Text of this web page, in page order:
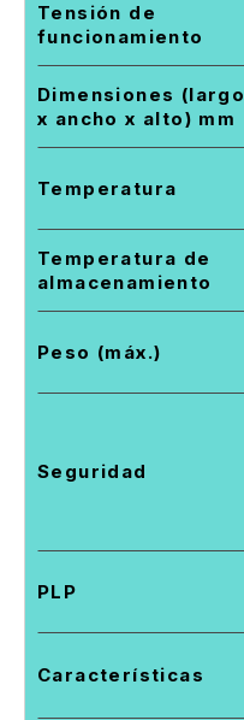
Tensión de
funcionamiento
Dimensiones (largo
x ancho x alto) mm
Temperatura
Temperatura de
almacenamiento
Peso (máx.)
Seguridad
PLP
Características